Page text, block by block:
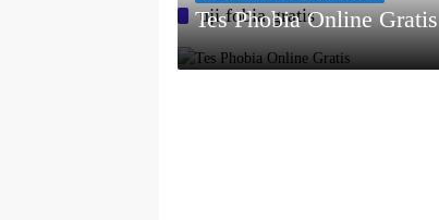
uji fobia gratis
Tes Phobia Online Gratis